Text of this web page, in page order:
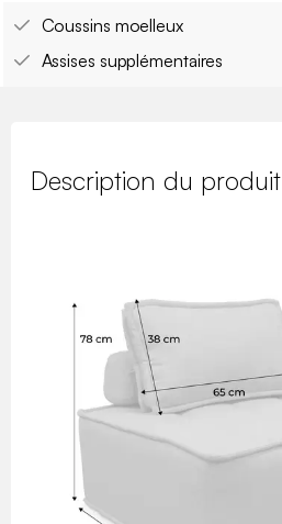
Coussins moelleux
Assises supplémentaires
Description du produit